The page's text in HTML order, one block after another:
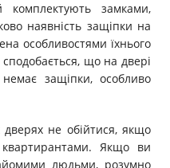
комплектують замками,
наявність защіпки на
особливостями їхнього
що на двері
защіпки, особливо
не обійтися, якщо
Якщо ви
людьми, розумно